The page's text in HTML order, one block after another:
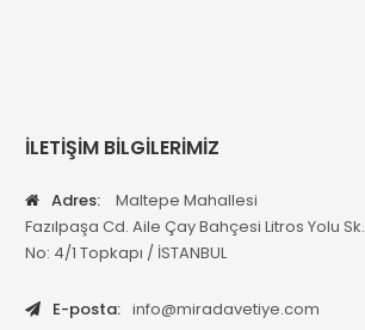
İLETİŞİM BİLGİLERİMİZ
Adres:
Maltepe Mahallesi
Fazılpaşa Cd. Aile Çay Bahçesi Litros Yolu Sk.
No: 4/1 Topkapı / İSTANBUL
E-posta: info@miradavetiye.com